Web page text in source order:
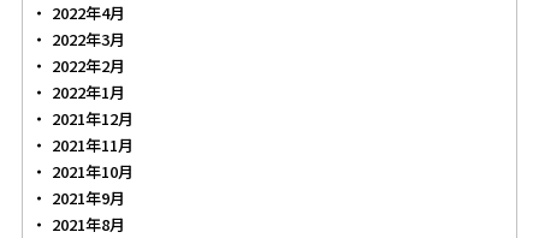
2022年4月
2022年3月
2022年2月
2022年1月
2021年12月
2021年11月
2021年10月
2021年9月
2021年8月